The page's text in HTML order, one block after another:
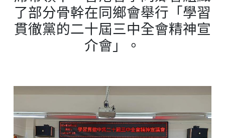
了部分骨幹在同鄉會舉行「學習
貫徹黨的二十屆三中全會精神宣
介會」。